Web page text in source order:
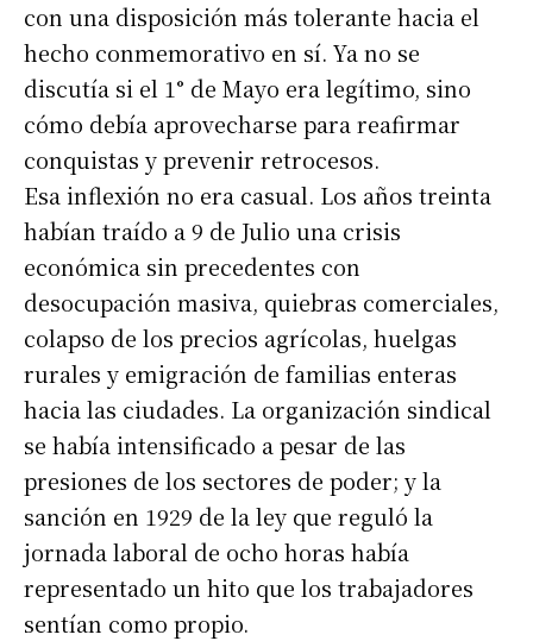
con una disposición más tolerante hacia el
hecho conmemorativo en sí. Ya no se
discutía si el 1° de Mayo era legítimo, sino
cómo debía aprovecharse para reafirmar
conquistas y prevenir retrocesos.
Esa inflexión no era casual. Los años treinta
habían traído a 9 de Julio una crisis
económica sin precedentes con
desocupación masiva, quiebras comerciales,
colapso de los precios agrícolas, huelgas
rurales y emigración de familias enteras
hacia las ciudades. La organización sindical
se había intensificado a pesar de las
presiones de los sectores de poder; y la
sanción en 1929 de la ley que reguló la
jornada laboral de ocho horas había
representado un hito que los trabajadores
sentían como propio.